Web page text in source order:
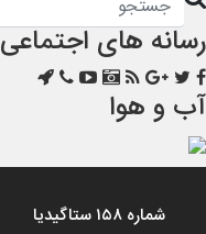
رسانه های اجتماعی
آب و هوا
شماره ۱۵۸ ستاگیدیا